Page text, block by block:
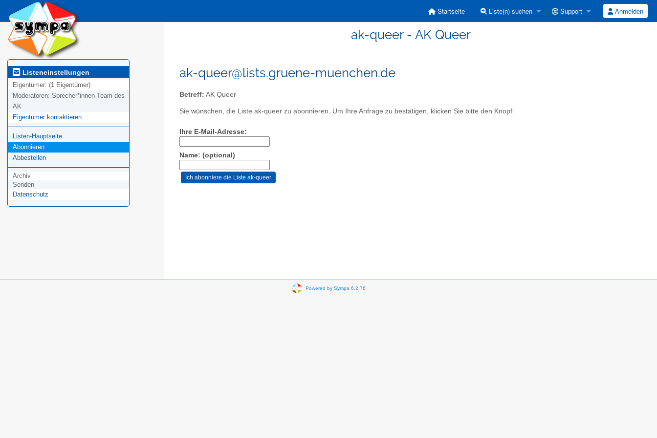
Startseite Liste(n) suchen Support Anmelden
ak-queer - AK Queer
Listeneinstellungen
Eigentümer: (1 Eigentümer)
Moderatoren: Sprecher*innen-Team des
AK
Eigentümer kontaktieren
Listen-Hauptseite
Abonnieren
Abbestellen
Archiv
Senden
Datenschutz
ak-queer@lists.gruene-muenchen.de
Betreff: AK Queer
Sie wünschen, die Liste ak-queer zu abonnieren. Um Ihre Anfrage zu bestätigen, klicken Sie bitte den Knopf:
Ihre E-Mail-Adresse:
Name: (optional)
Powered by Sympa 6.2.76